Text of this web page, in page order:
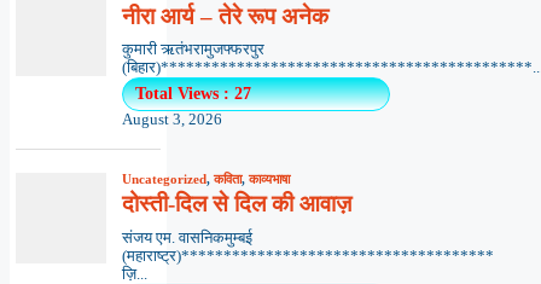
नीरा आर्य – तेरे रूप अनेक
कुमारी ऋतंभरामुजफ्फरपुर
Total Views : 27
August 3, 2026
Uncategorized,कविता,काव्यभाषा
दोस्ती-दिल से दिल की आवाज़
संजय एम. वासनिकमुम्बई
(महाराष्ट्र)*************************************
ज़ि...